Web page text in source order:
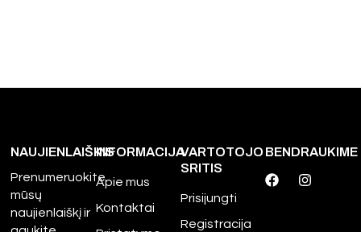
NAUJIENLAIŠKIS
Prenumeruokite
mūsų
naujienlaiškį ir
INFORMACIJA
Apie mus
Kontaktai
VARTOTOJO
SRITIS
Prisijungti
Registracija
BENDRAUKIME